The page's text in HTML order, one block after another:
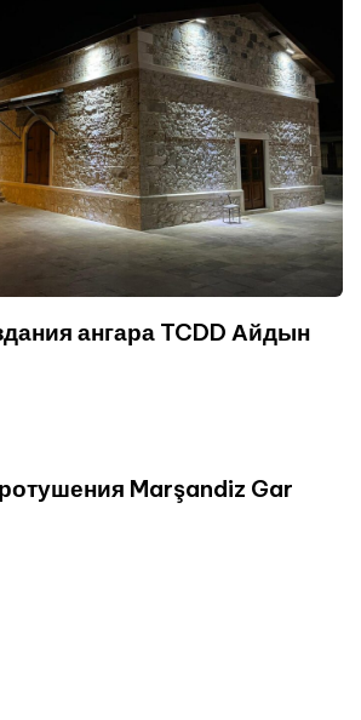
ангара TCDD Айдын
Marşandiz Gar